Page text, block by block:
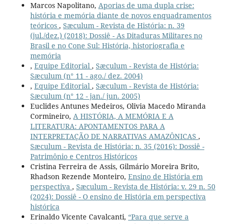
Marcos Napolitano, Aporias de uma dupla crise:
história e memória diante de novos enquadramentos
teóricos , Sæculum - Revista de História: n. 39
(jul./dez.) (2018): Dossiê - As Ditaduras Militares no
Brasil e no Cone Sul: História, historiografia e
memória
, Equipe Editorial , Sæculum - Revista de História:
Sæculum (n° 11 - ago./ dez. 2004)
, Equipe Editorial , Sæculum - Revista de História:
Sæculum (n° 12 - jan./ jun. 2005)
Euclides Antunes Medeiros, Olivia Macedo Miranda
Cormineiro, A HISTÓRIA, A MEMÓRIA E A
LITERATURA: APONTAMENTOS PARA A
INTERPRETAÇÃO DE NARRATIVAS AMAZÔNICAS ,
Sæculum - Revista de História: n. 35 (2016): Dossiê -
Patrimônio e Centros Históricos
Cristina Ferreira de Assis, Gilmário Moreira Brito,
Rhadson Rezende Monteiro, Ensino de História em
perspectiva , Sæculum - Revista de História: v. 29 n. 50
(2024): Dossiê - O ensino de História em perspectiva
histórica
Erinaldo Vicente Cavalcanti, “Para que serve a